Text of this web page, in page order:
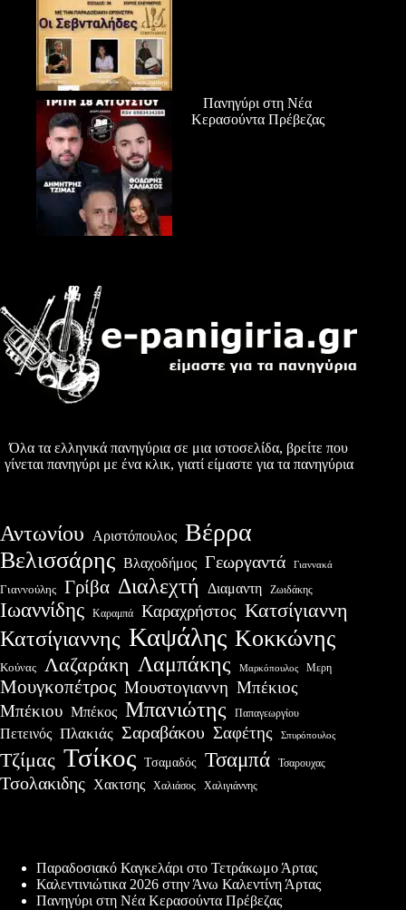
Πανηγύρι στη Νέα
Κερασούντα Πρέβεζας
Όλα τα ελληνικά πανηγύρια σε μια ιστοσελίδα, βρείτε που
γίνεται πανηγύρι με ένα κλικ, γιατί είμαστε για τα πανηγύρια
Αντωνίου Αριστόπουλος Βέρρα
Βελισσάρης Βλαχοδήμος Γεωργαντά Γιαννακά
Γιαννούλης Γρίβα Διαλεχτή Διαμαντη Ζωιδάκης
Ιωαννίδης Καραμπά Καραχρήστος Κατσίγιαννη
Κατσίγιαννης Καψάλης Κοκκώνης
Κούνας Λαζαράκη Λαμπάκης Μαρκόπουλος Μερη
Μουγκοπέτρος Μουστογιαννη Μπέκιος
Μπέκιου Μπέκος Μπανιώτης Παπαγεωργίου
Πετεινός Πλακιάς Σαραβάκου Σαφέτης Σπυρόπουλος
Τζίμας Τσίκος Τσαμαδός Τσαμπά Τσαρουχας
Τσολακιδης Χακτσης Χαλιάσος Χαλιγιάννης
Παραδοσιακό Καγκελάρι στο Τετράκωμο Άρτας
Καλεντινιώτικα 2026 στην Άνω Καλεντίνη Άρτας
Πανηγύρι στη Νέα Κερασούντα Πρέβεζας